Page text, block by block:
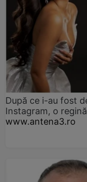
După ce i-au fost
Instagram, o
www.antena3.ro